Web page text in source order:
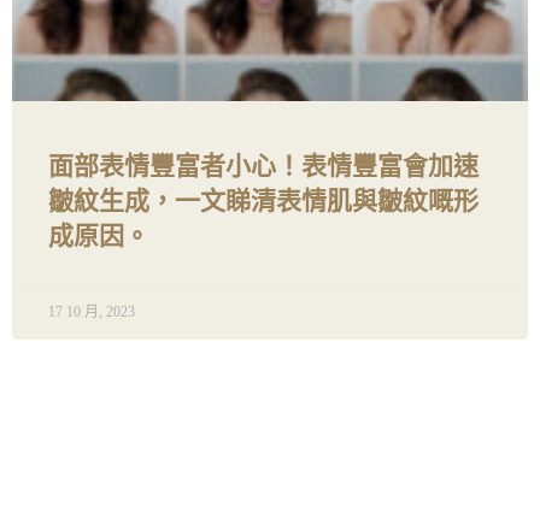
面部表情豐富者小心！表情豐富會加速
皺紋生成，一文睇清表情肌與皺紋嘅形
成原因。
17 10 月, 2023